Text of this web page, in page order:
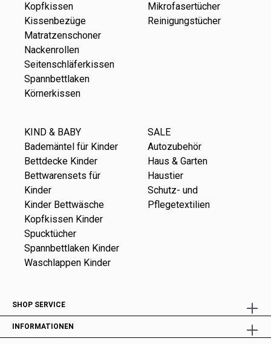
Kopfkissen
Kissenbezüge
Matratzenschoner
Nackenrollen
Seitenschläferkissen
Spannbettlaken
Körnerkissen
Mikrofasertücher
Reinigungstücher
KIND & BABY
Bademäntel für Kinder
Bettdecke Kinder
Bettwarensets für
Kinder
Kinder Bettwäsche
Kopfkissen Kinder
Spucktücher
Spannbettlaken Kinder
Waschlappen Kinder
SALE
Autozubehör
Haus & Garten
Haustier
Schutz- und
Pflegetextilien
SHOP SERVICE
INFORMATIONEN